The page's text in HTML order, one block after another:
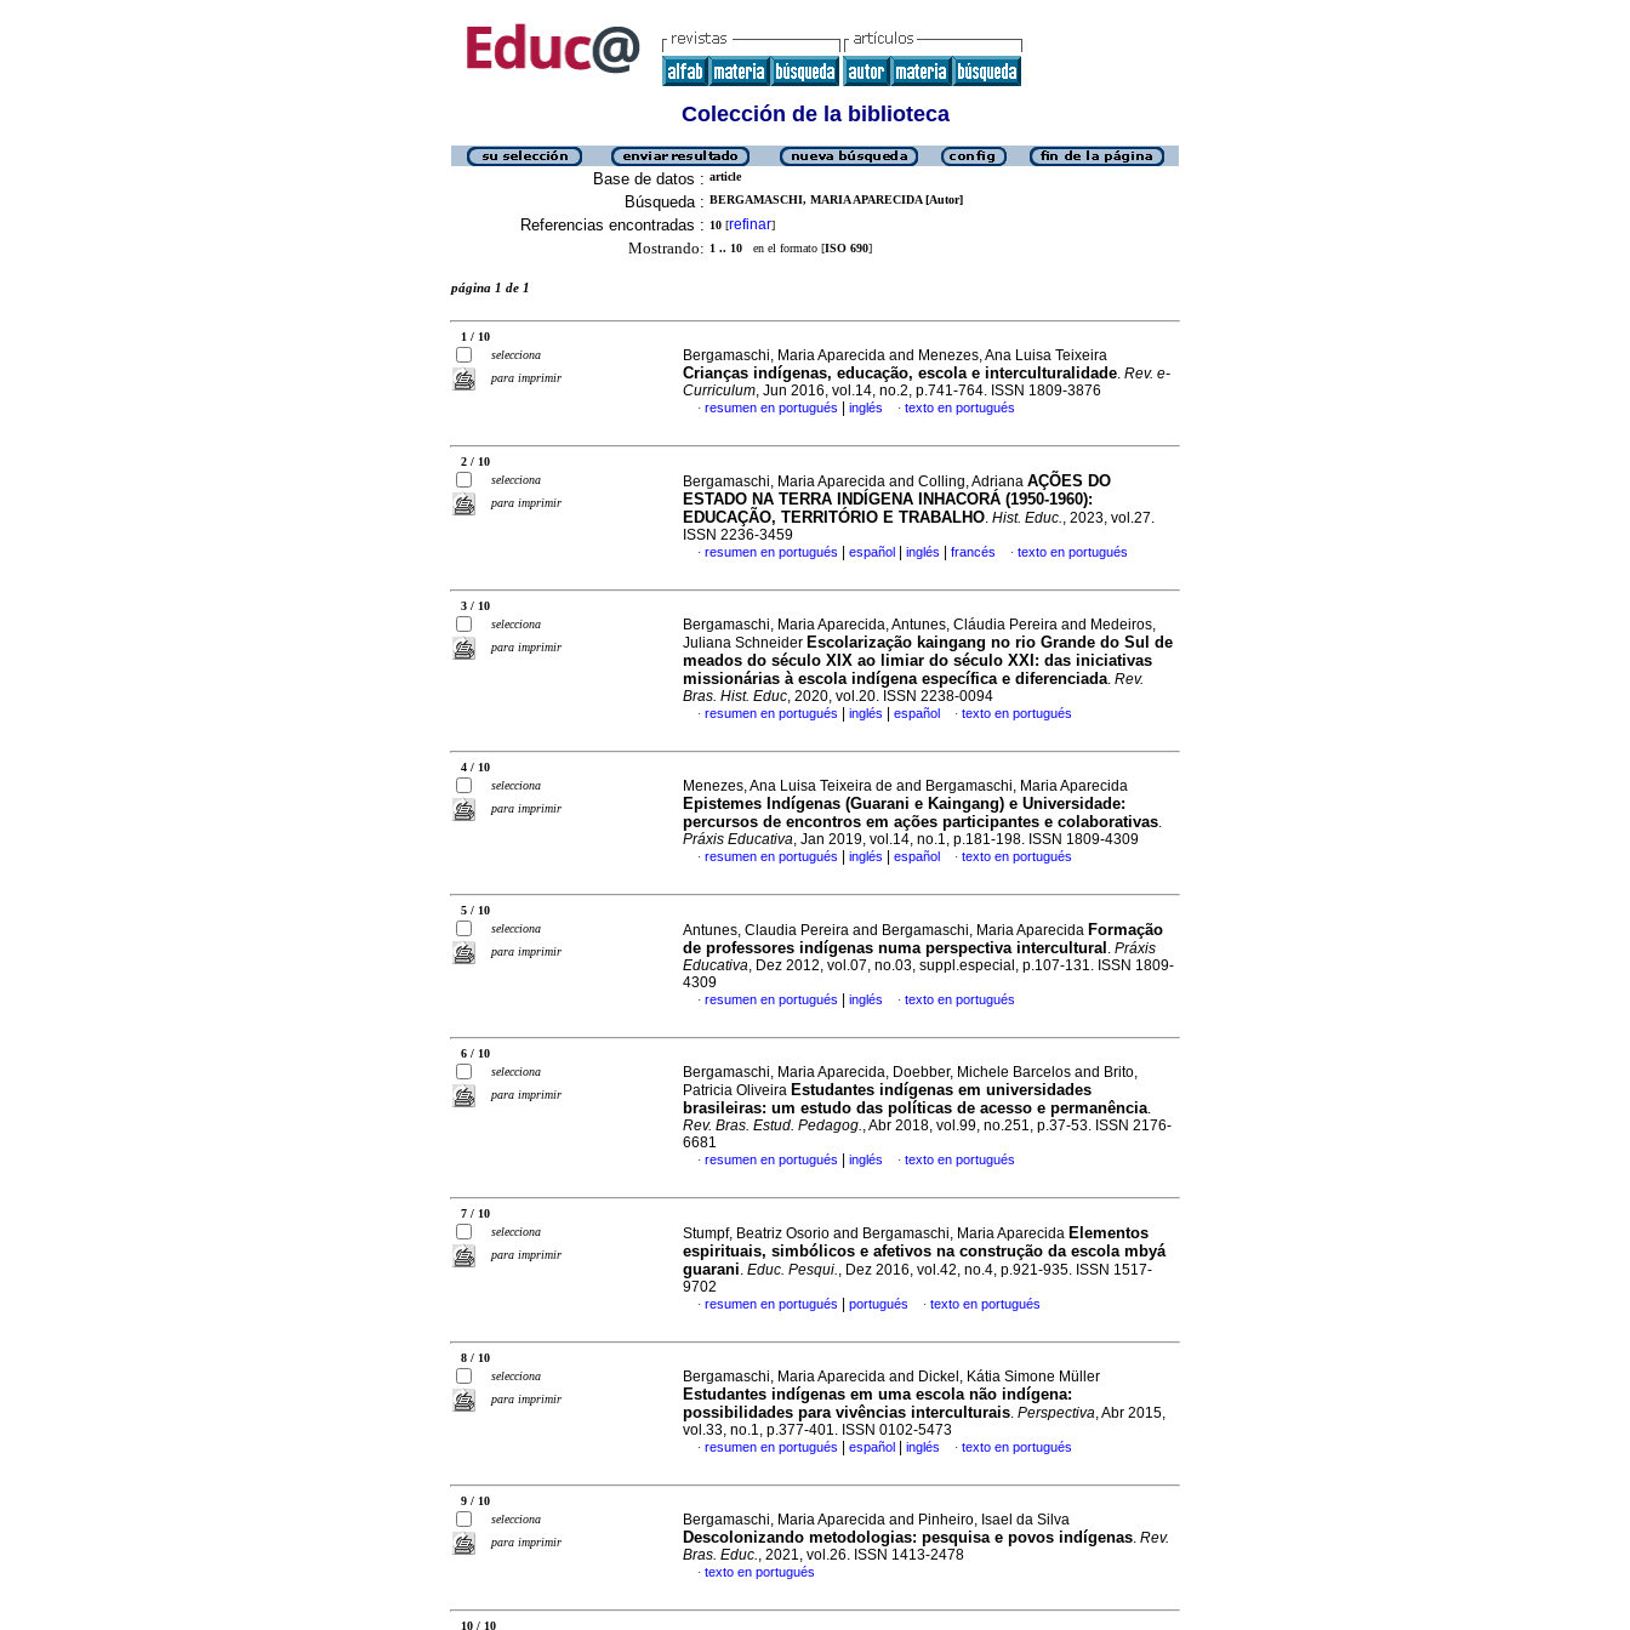
Colección de la biblioteca
Base de datos : article
Búsqueda : BERGAMASCHI, MARIA APARECIDA [Autor]
Referencias encontradas : 10 [refinar]
Mostrando: 1 .. 10 en el formato [ISO 690]
página 1 de 1
1 / 10
selecciona
para imprimir
Bergamaschi, Maria Aparecida and Menezes, Ana Luisa Teixeira
Crianças indígenas, educação, escola e interculturalidade. Rev. e-
Curriculum, Jun 2016, vol.14, no.2, p.741-764. ISSN 1809-3876
· resumen en portugués inglés · texto en portugués
2 / 10
selecciona
para imprimir
Bergamaschi, Maria Aparecida and Colling, Adriana AÇÕES DO
ESTADO NA TERRA INDÍGENA INHACORÁ (1950-1960):
EDUCAÇÃO, TERRITÓRIO E TRABALHO. Hist. Educ., 2023, vol.27.
ISSN 2236-3459
· resumen en portugués español inglés francés · texto en portugués
3 / 10
selecciona
para imprimir
Bergamaschi, Maria Aparecida, Antunes, Cláudia Pereira and Medeiros,
Juliana Schneider Escolarização kaingang no rio Grande do Sul de
meados do século XIX ao limiar do século XXI: das iniciativas
missionárias à escola indígena específica e diferenciada. Rev.
Bras. Hist. Educ, 2020, vol.20. ISSN 2238-0094
· resumen en portugués inglés español · texto en portugués
4 / 10
selecciona
para imprimir
Menezes, Ana Luisa Teixeira de and Bergamaschi, Maria Aparecida
Epistemes Indígenas (Guarani e Kaingang) e Universidade:
percursos de encontros em ações participantes e colaborativas.
Práxis Educativa, Jan 2019, vol.14, no.1, p.181-198. ISSN 1809-4309
· resumen en portugués inglés español · texto en portugués
5 / 10
selecciona
para imprimir
Antunes, Claudia Pereira and Bergamaschi, Maria Aparecida Formação
de professores indígenas numa perspectiva intercultural . Práxis
Educativa, Dez 2012, vol.07, no.03, suppl.especial, p.107-131. ISSN 1809-
4309
· resumen en portugués inglés · texto en portugués
6 / 10
selecciona
para imprimir
Bergamaschi, Maria Aparecida, Doebber, Michele Barcelos and Brito,
Patricia Oliveira Estudantes indígenas em universidades
brasileiras: um estudo das políticas de acesso e permanência.
Rev. Bras. Estud. Pedagog., Abr 2018, vol.99, no.251, p.37-53. ISSN 2176-
6681
· resumen en portugués inglés · texto en portugués
7 / 10
selecciona
para imprimir
Stumpf, Beatriz Osorio and Bergamaschi, Maria Aparecida Elementos
espirituais, simbólicos e afetivos na construção da escola mbyá
guarani. Educ. Pesqui., Dez 2016, vol.42, no.4, p.921-935. ISSN 1517-
9702
· resumen en portugués portugués · texto en portugués
8 / 10
selecciona
para imprimir
Bergamaschi, Maria Aparecida and Dickel, Kátia Simone Müller
Estudantes indígenas em uma escola não indígena:
possibilidades para vivências interculturais. Perspectiva, Abr 2015,
vol.33, no.1, p.377-401. ISSN 0102-5473
· resumen en portugués español inglés · texto en portugués
9 / 10
selecciona
para imprimir
Bergamaschi, Maria Aparecida and Pinheiro, Isael da Silva
Descolonizando metodologias: pesquisa e povos indígenas. Rev.
Bras. Educ., 2021, vol.26. ISSN 1413-2478
· texto en portugués
10 / 10